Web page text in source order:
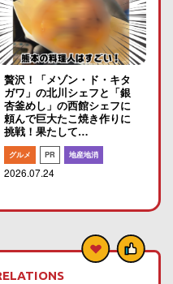
贅沢！「メゾン・ド・キタ
ガワ」の北川シェフと「銀
杏釜めし」の西館シェフに
頼んで巨大たこ焼き作りに
挑戦！果たして…
グルメ PR 地産地消
2026.07.24